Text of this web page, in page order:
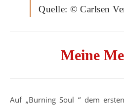
Quelle: © Carlsen
Meine
Auf „Burning Soul “ dem